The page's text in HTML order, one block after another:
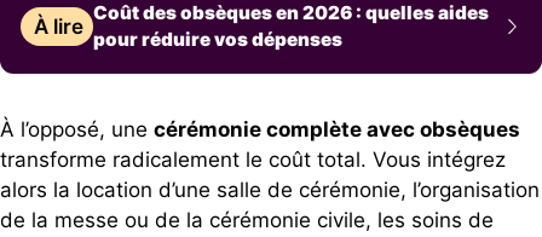
À lire
Coût des obsèques en 2026 : quelles aides
pour réduire vos dépenses
À l’opposé, une cérémonie complète avec obsèques
transforme radicalement le coût total. Vous intégrez
alors la location d’une salle de cérémonie, l’organisation
de la messe ou de la cérémonie civile, les soins de